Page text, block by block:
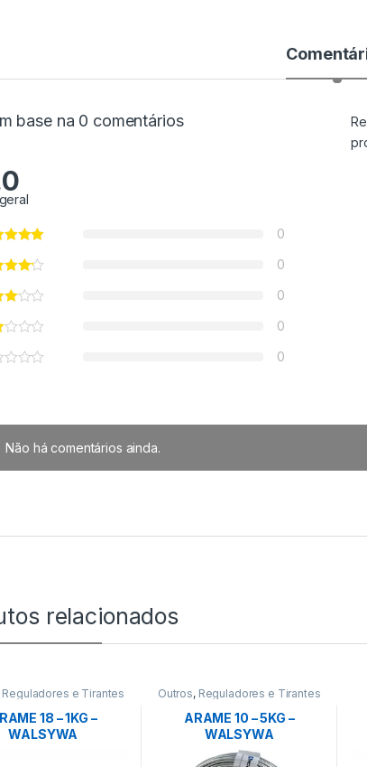
base na 0 comentários
0
0
0
0
0
Não há comentários ainda.
relacionados
Reguladores e Tirantes
18 – 1KG –
WALSYWA
Outros, Reguladores e Tirantes
ARAME 10 – 5KG –
WALSYWA